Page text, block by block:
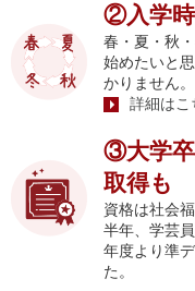
②入学時
春・夏・秋
始めたいと
かりません。
詳細はこ
③大学卒
取得も
資格は社会
半年、学芸
年度より準
た。